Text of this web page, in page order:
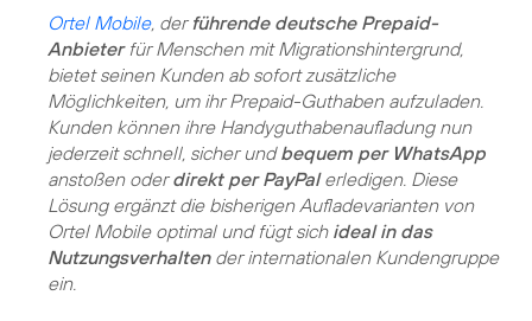
Ortel Mobile, der führende deutsche Prepaid-
Anbieterfür Menschen mit Migrationshintergrund,
bietet seinen Kunden ab sofort zusätzliche
Möglichkeiten, um ihr Prepaid-Guthaben aufzuladen.
Kunden können ihre Handyguthabenaufladung nun
jederzeit schnell, sicher undbequem per WhatsApp
anstoßen oderdirekt per PayPalerledigen. Diese
Lösung ergänzt die bisherigen Aufladevarianten von
Ortel Mobile optimal und fügt sich ideal in das
Nutzungsverhaltender internationalen Kundengruppe
ein.